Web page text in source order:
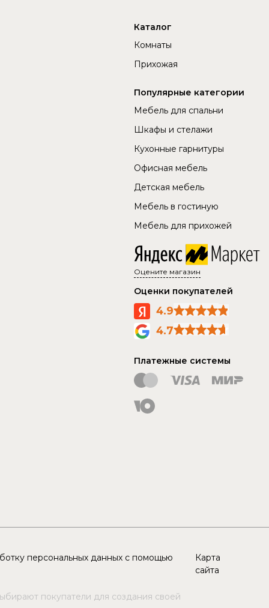
Каталог
Комнаты
Прихожая
Популярные категории
Мебель для спальни
Шкафы и стелажи
Кухонные гарнитуры
Офисная мебель
Детская мебель
Мебель в гостиную
Мебель для прихожей
Оцените магазин
Оценки покупателей
4.9
4.7
Платежные системы
персональных данных с помощью
Карта
сайта
покупатели для создания своей